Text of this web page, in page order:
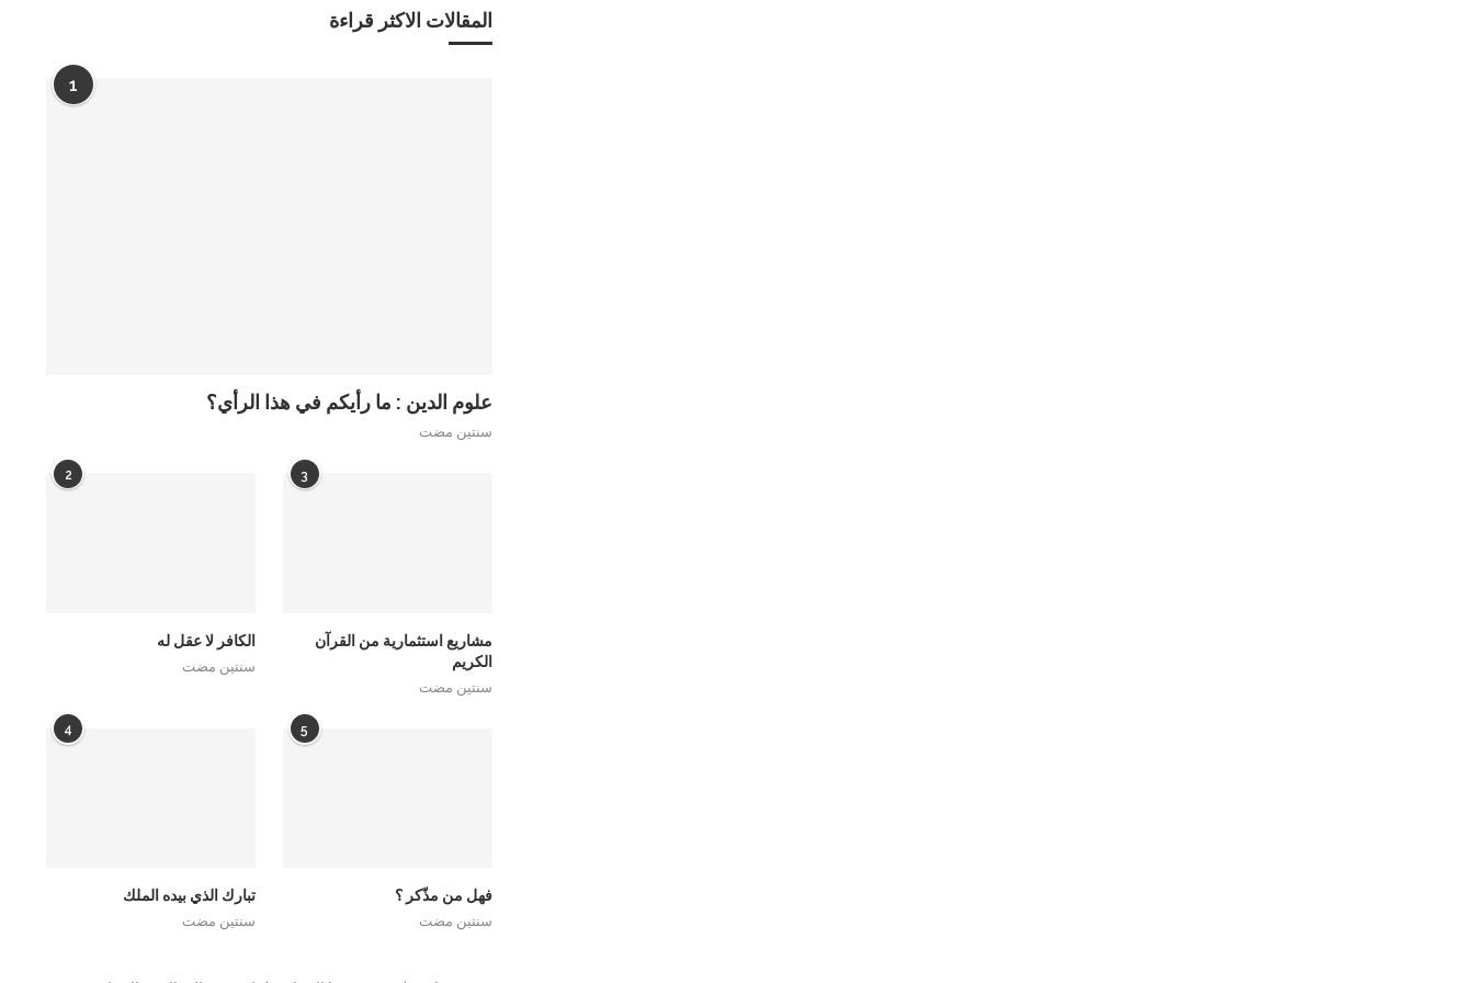
المقالات الاكثر قراءة
1
علوم الدين : ما رأيكم في هذا الرأي؟
سنتين مضت
2
الكافر لا عقل له
سنتين مضت
3
مشاريع استثمارية من القرآن
الكريم
سنتين مضت
4
تبارك الذي بيده الملك
سنتين مضت
5
فهل من مذّكر ؟
سنتين مضت